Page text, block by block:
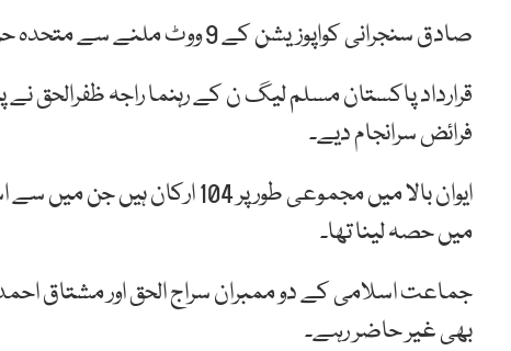
صادق سنجرانی کواپوزیشن کے 9 ووٹ ملنے سے متحدہ حزب اختلاف کی تحریک عدم اعتماد ناکام ہوئی۔
قرارداد پاکستان مسلم لیگ ن کے رہنما راجہ ظفرالحق
فرائض سرانجام دیے۔
میں حصہ لینا تھا۔
جماعت اسلامی کے دو ممبران سراج الحق اور مشتاق
بھی غیر حاضر رہے۔